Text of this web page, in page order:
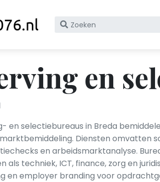
Zoek
KvK
nummer
en
en selectiebureaus in Breda
Diensten omvatten
en arbeidsmarktanalyse.
als techniek, ICT, finance, zorg en
en employer branding voor